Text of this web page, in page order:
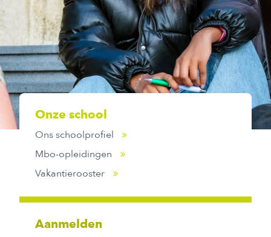
Onze school
Ons schoolprofiel
Mbo-opleidingen
Vakantierooster
Aanmelden